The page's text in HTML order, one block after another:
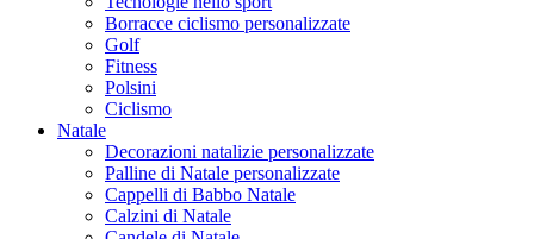
Borracce ciclismo personalizzate
Golf
Fitness
Polsini
Ciclismo
Natale
Decorazioni natalizie personalizzate
Palline di Natale personalizzate
Cappelli di Babbo Natale
Calzini di Natale